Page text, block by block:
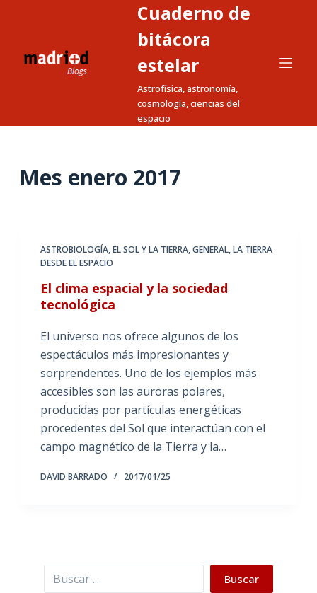
a
Cuaderno de
bitácora
estelar
Astrofísica, astronomía,
cosmología, ciencias del
espacio
Mes enero 2017
ASTROBIOLOGÍA,EL SOL Y LA TIERRA,GENERAL,LA TIERRA
DESDE EL ESPACIO
El clima espacial y la sociedad
tecnológica
El universo nos ofrece algunos de los
espectáculos más impresionantes y
sorprendentes. Uno de los ejemplos más
accesibles son las auroras polares,
producidas por partículas energéticas
procedentes del Sol que interactúan con el
campo magnético de la Tierra y la…
DAVID BARRADO 2017/01/25
Buscar Buscar